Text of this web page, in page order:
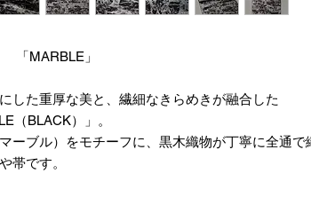
「MARBLE」
した重厚な美と、繊細なきらめきが融合した
（BLACK）」。
ーブル）をモチーフに、黒木織物が丁寧に全通で
帯です。